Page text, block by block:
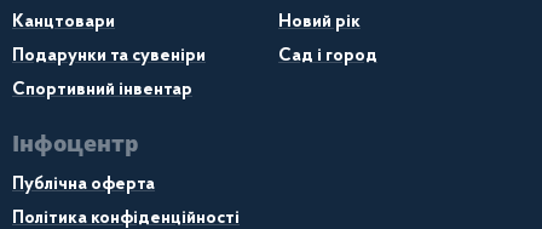
Канцтовари
Новий рік
Подарунки та сувеніри
Сад і город
Спортивний інвентар
Інфоцентр
Публічна оферта
Політика конфіденційності